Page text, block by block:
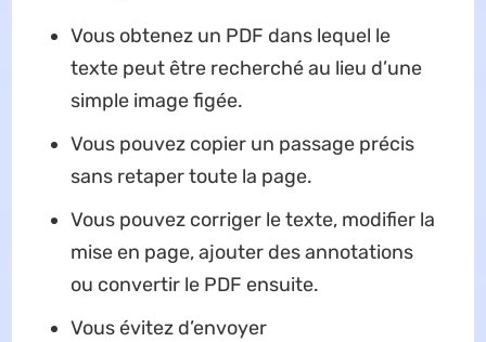
Vous obtenez un PDF dans lequel le
texte peut être recherché au lieu d’une
simple image figée.
Vous pouvez copier un passage précis
sans retaper toute la page.
Vous pouvez corriger le texte, modifier la
mise en page, ajouter des annotations
ou convertir le PDF ensuite.
Vous évitez d’envoyer